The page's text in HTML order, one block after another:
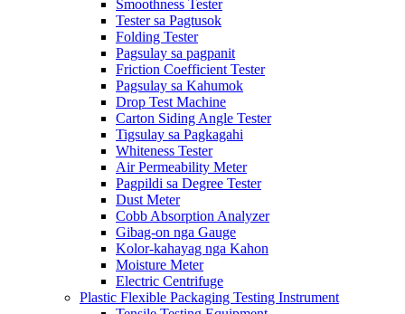
Smoothness Tester
Tester sa Pagtusok
Folding Tester
Pagsulay sa pagpanit
Friction Coefficient Tester
Pagsulay sa Kahumok
Drop Test Machine
Carton Siding Angle Tester
Tigsulay sa Pagkagahi
Whiteness Tester
Air Permeability Meter
Pagpildi sa Degree Tester
Dust Meter
Cobb Absorption Analyzer
Gibag-on nga Gauge
Kolor-kahayag nga Kahon
Moisture Meter
Electric Centrifuge
Plastic Flexible Packaging Testing Instrument